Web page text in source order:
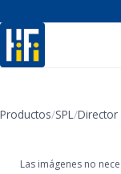
Productos/SPL/Director
Las imágenes no